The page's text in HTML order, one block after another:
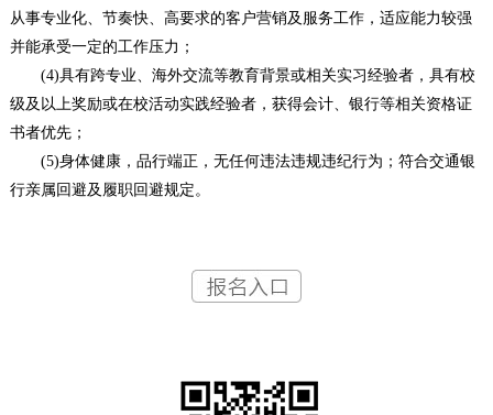
从事专业化、节奏快、高要求的客户营销及服务工作，适应能力较强
并能承受一定的工作压力；
(4)具有跨专业、海外交流等教育背景或相关实习经验者，具有校
级及以上奖励或在校活动实践经验者，获得会计、银行等相关资格证
书者优先；
(5)身体健康，品行端正，无任何违法违规违纪行为；符合交通银
行亲属回避及履职回避规定。